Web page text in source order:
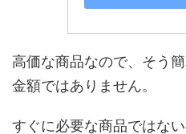
高価な商品なので、そう
金額ではありません。
すぐに必要な商品ではな